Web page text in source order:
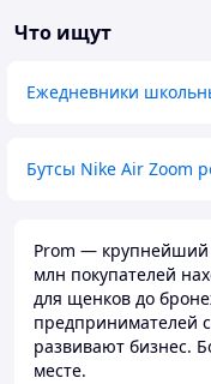
Что ищут
Ежедневники
Бутсы Nike Air Zoom
Prom — крупнейший
млн покупателей
для щенков до
предпринимателей
развивают бизнес.
месте.